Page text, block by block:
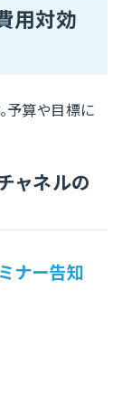
用対効
予算や目標に
ャネルの
ナー告知